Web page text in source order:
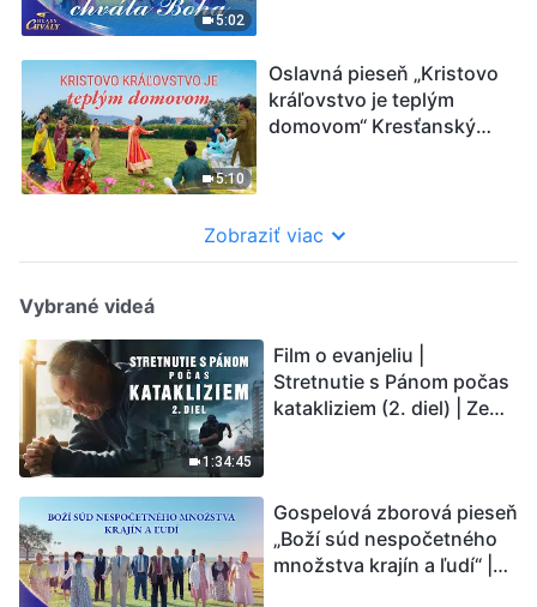
5:02
5:10
Oslavná pieseň „Kristovo
kráľovstvo je teplým
domovom“ Kresťanský
Zobraziť viac
Vybrané videá
1:34:45
Film o evanjeliu |
Stretnutie s Pánom počas
katakliziem (2. diel) | Zem
Ľudstvu sa začína
odpočítavať čas. Našli ste
spôsob, ako prežiť?
Gospelová zborová pieseň
„Boží súd nespočetného
množstva krajín a ľudí“ |